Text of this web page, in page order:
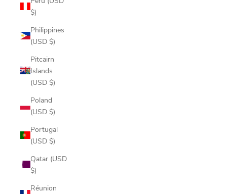
$)
Philippines
(USD $)
Pitcairn
Islands
(USD $)
Poland
(USD $)
Portugal
(USD $)
Qatar (USD
$)
Réunion